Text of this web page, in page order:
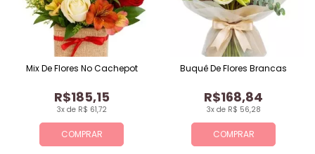
COMPRAR
3x de R$ 61,72
R$185,15
Mix De Flores No Cachepot
COMPRAR
3x de R$ 56,28
R$168,84
Buquê De Flores Brancas